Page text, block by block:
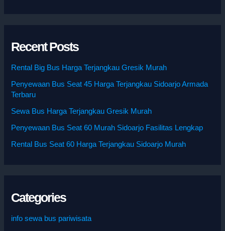
Recent Posts
Rental Big Bus Harga Terjangkau Gresik Murah
Penyewaan Bus Seat 45 Harga Terjangkau Sidoarjo Armada
Terbaru
Sewa Bus Harga Terjangkau Gresik Murah
Penyewaan Bus Seat 60 Murah Sidoarjo Fasilitas Lengkap
Rental Bus Seat 60 Harga Terjangkau Sidoarjo Murah
Categories
info sewa bus pariwisata